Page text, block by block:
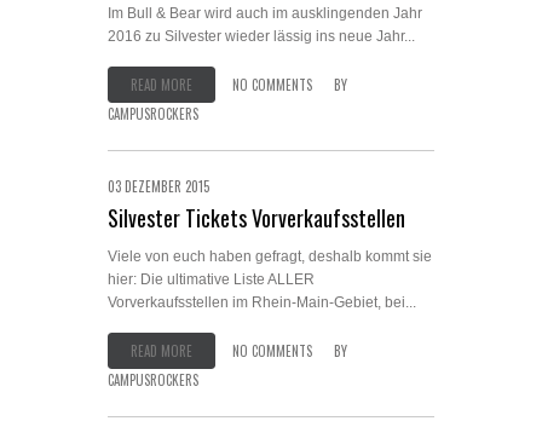
Im Bull & Bear wird auch im ausklingenden Jahr
2016 zu Silvester wieder lässig ins neue Jahr...
READ MORE NO COMMENTS
BY
CAMPUSROCKERS
03 DEZEMBER 2015
Silvester Tickets Vorverkaufsstellen
Viele von euch haben gefragt, deshalb kommt sie
hier: Die ultimative Liste ALLER
Vorverkaufsstellen im Rhein-Main-Gebiet, bei...
READ MORE NO COMMENTS
BY
CAMPUSROCKERS